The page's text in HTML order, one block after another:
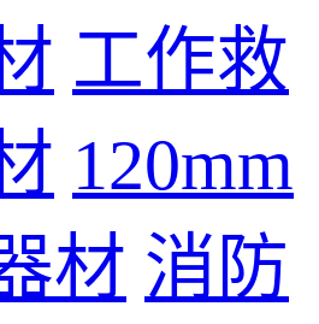
工作救
120mm
材 消防